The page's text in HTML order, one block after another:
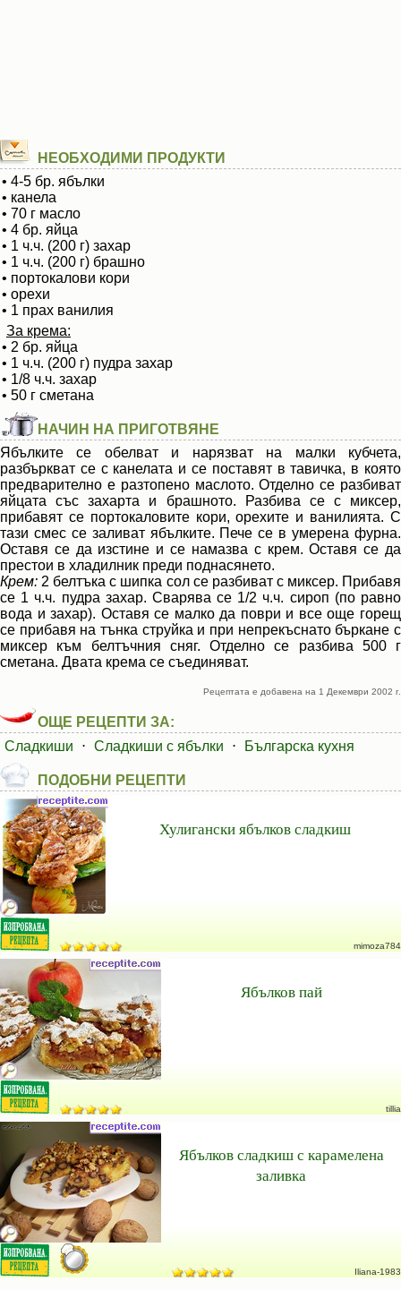
НЕОБХОДИМИ ПРОДУКТИ
• 4-5 бр. ябълки
• канела
• 70 г масло
• 4 бр. яйца
• 1 ч.ч. (200 г) захар
• 1 ч.ч. (200 г) брашно
• портокалови кори
• орехи
• 1 прах ванилия
За крема:
• 2 бр. яйца
• 1 ч.ч. (200 г) пудра захар
• 1/8 ч.ч. захар
• 50 г сметана
НАЧИН НА ПРИГОТВЯНЕ
Ябълките се обелват и нарязват на малки кубчета,
разбъркват се с канелата и се поставят в тавичка, в която
предварително е разтопено маслото. Отделно се разбиват
яйцата със захарта и брашното. Разбива се с миксер,
прибавят се портокаловите кори, орехите и ванилията. С
тази смес се заливат ябълките. Пече се в умерена фурна.
Оставя се да изстине и се намазва с крем. Оставя се да
престои в хладилник преди поднасянето.
Крем: 2 белтъка с шипка сол се разбиват с миксер. Прибавя
се 1 ч.ч. пудра захар. Сварява се 1/2 ч.ч. сироп (по равно
вода и захар). Оставя се малко да поври и все още горещ
се прибавя на тънка струйка и при непрекъснато бъркане с
миксер към белтъчния сняг. Отделно се разбива 500 г
сметана. Двата крема се съединяват.
Рецептата е добавена на 1 Декември 2002 г.
ОЩЕ РЕЦЕПТИ ЗА:
Сладкиши
⋅ Сладкиши с ябълки ⋅ Българска кухня
ПОДОБНИ РЕЦЕПТИ
Хулигански ябълков сладкиш
mimoza784
Ябълков пай
tillia
Ябълков сладкиш с карамелена
заливка
Iliana-1983